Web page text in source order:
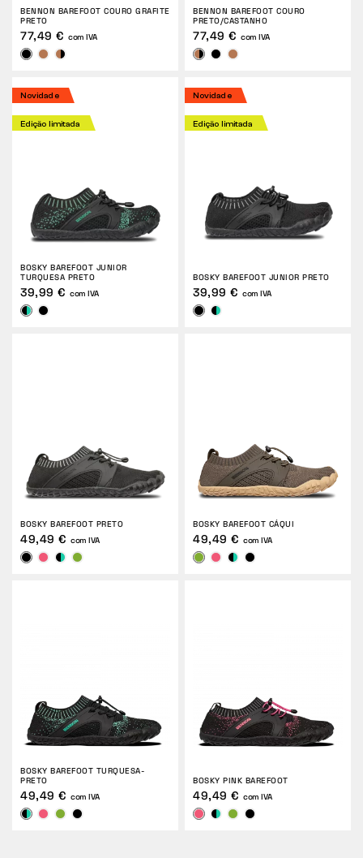
BENNON BAREFOOT COURO GRAFITE
PRETO
77,49 € com IVA
BENNON BAREFOOT COURO
PRETO/CASTANHO
77,49 € com IVA
Novidade
Edição limitada
BOSKY BAREFOOT JUNIOR
TURQUESA PRETO
39,99 € com IVA
Novidade
Edição limitada
BOSKY BAREFOOT JUNIOR PRETO
39,99 € com IVA
BOSKY BAREFOOT PRETO
49,49 € com IVA
BOSKY BAREFOOT CÁQUI
49,49 € com IVA
BOSKY BAREFOOT TURQUESA-
PRETO
49,49 € com IVA
BOSKY PINK BAREFOOT
49,49 € com IVA